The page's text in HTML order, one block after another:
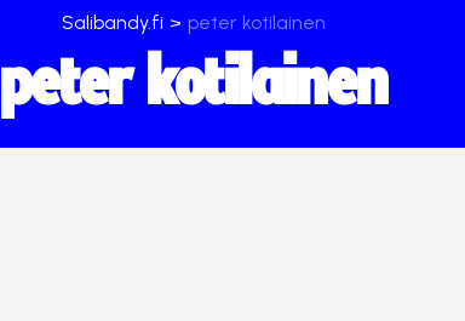
Salibandy.fi > peter kotilainen
peter kotilainen